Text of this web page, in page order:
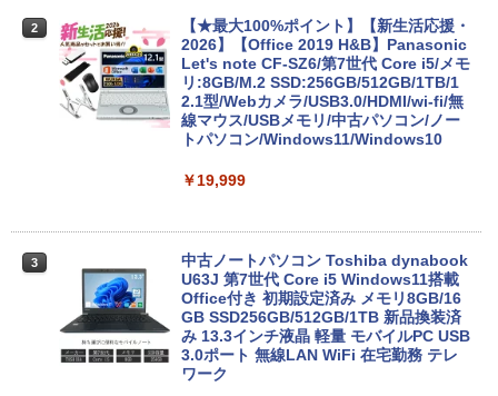
2
【★最大100%ポイント】【新生活応援・
2026】【Office 2019 H&B】Panasonic
Let's note CF-SZ6/第7世代 Core i5/メモ
リ:8GB/M.2 SSD:256GB/512GB/1TB/1
2.1型/Webカメラ/USB3.0/HDMI/wi-fi/無
線マウス/USBメモリ/中古パソコン/ノー
トパソコン/Windows11/Windows10
￥19,999
3
中古ノートパソコン Toshiba dynabook
U63J 第7世代 Core i5 Windows11搭載
Office付き 初期設定済み メモリ8GB/16
GB SSD256GB/512GB/1TB 新品換装済
み 13.3インチ液晶 軽量 モバイルPC USB
3.0ポート 無線LAN WiFi 在宅勤務 テレ
ワーク